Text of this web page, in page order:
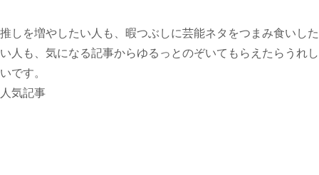
推しを増やしたい人も、暇つぶしに芸能ネタをつまみ食いした
い人も、気になる記事からゆるっとのぞいてもらえたらうれし
いです。
人気記事